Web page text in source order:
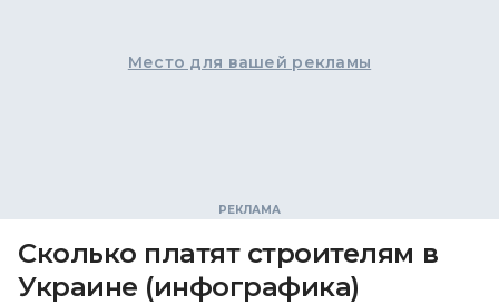
Место для вашей рекламы
Сколько платят строителям в
Украине (инфографика)